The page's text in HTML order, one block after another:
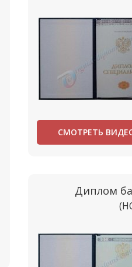
СМОТРЕТЬ
Диплом